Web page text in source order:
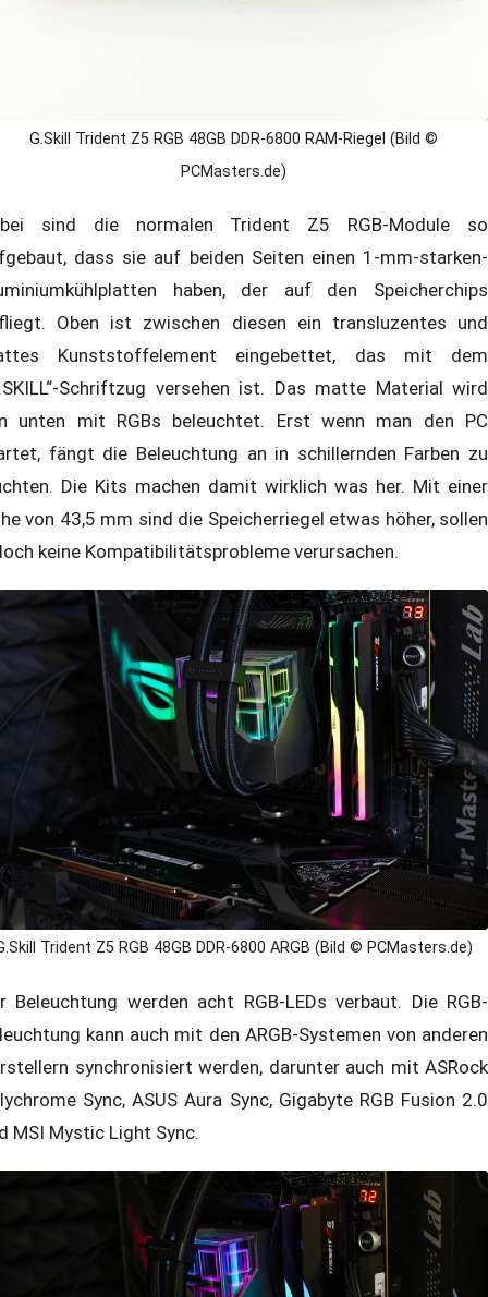
G.Skill Trident Z5 RGB 48GB DDR-6800 RAM-Riegel (Bild ©
PCMasters.de)
sind die normalen Trident Z5 RGB-Module so
dass sie auf beiden Seiten einen 1-mm-starken-
haben, der auf den Speicherchips
Oben ist zwischen diesen ein transluzentes und
Kunststoffelement eingebettet, das mit dem
Schriftzug versehen ist. Das matte Material wird
unten mit RGBs beleuchtet. Erst wenn man den PC
fängt die Beleuchtung an in schillernden Farben zu
Die Kits machen damit wirklich was her. Mit einer
von 43,5 mm sind die Speicherriegel etwas höher, sollen
keine Kompatibilitätsprobleme verursachen.
Trident Z5 RGB 48GB DDR-6800 ARGB (Bild © PCMasters.de)
Beleuchtung werden acht RGB-LEDs verbaut. Die RGB-
kann auch mit den ARGB-Systemen von anderen
synchronisiert werden, darunter auch mit ASRock
Sync, ASUS Aura Sync, Gigabyte RGB Fusion 2.0
MSI Mystic Light Sync.